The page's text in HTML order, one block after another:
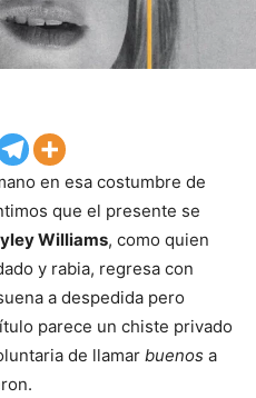
en esa costumbre de
que el presente se
Williams, como quien
y rabia, regresa con
a despedida pero
parece un chiste privado
de llamar buenos a